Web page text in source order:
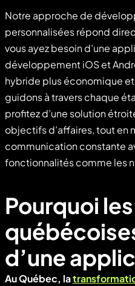
Notre approche de
personnalisées répond
vous ayez besoin d’une
développement iOS et
hybride plus économique
guidons à travers chaque
profitez d’une solution
objectifs d’affaires, tout en
communication constante
fonctionnalités comme les
Pourquoi
d’une
Au Québec, la